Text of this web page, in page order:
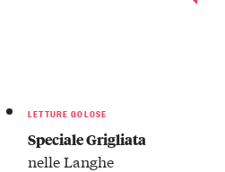
LETTURE GOLOSE
Speciale Grigliata
nelle Langhe